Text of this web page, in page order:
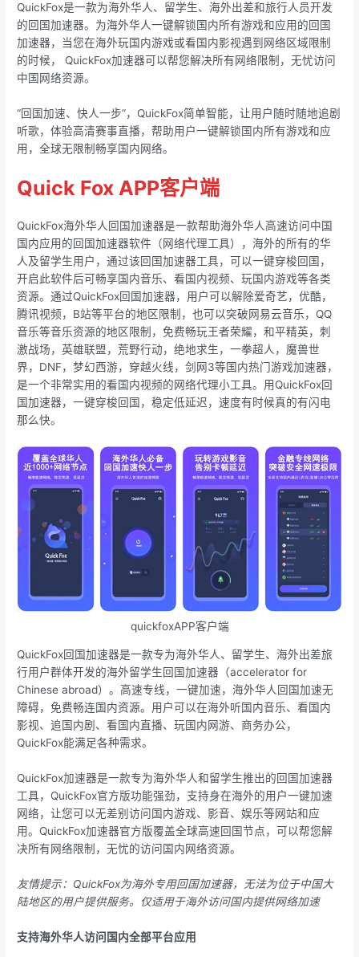
QuickFox是一款为海外华人、留学生、海外出差和旅行人员开发
的回国加速器。为海外华人一键解锁国内所有游戏和应用的回国
加速器，当您在海外玩国内游戏或看国内影视遇到网络区域限制
的时候， QuickFox加速器可以帮您解决所有网络限制，无忧访问
中国网络资源。
“回国加速、快人一步”，QuickFox简单智能，让用户随时随地追剧
听歌，体验高清赛事直播，帮助用户一键解锁国内所有游戏和应
用，全球无限制畅享国内网络。
Quick Fox APP客户端
QuickFox海外华人回国加速器是一款帮助海外华人高速访问中国
国内应用的回国加速器软件（网络代理工具），海外的所有的华
人及留学生用户，通过该回国加速器工具，可以一键穿梭回国，
开启此软件后可畅享国内音乐、看国内视频、玩国内游戏等各类
资源。通过QuickFox回国加速器，用户可以解除爱奇艺，优酷，
腾讯视频，B站等平台的地区限制，也可以突破网易云音乐，QQ
音乐等音乐资源的地区限制，免费畅玩王者荣耀，和平精英，刺
激战场，英雄联盟，荒野行动，绝地求生，一拳超人，魔兽世
界，DNF，梦幻西游，穿越火线，剑网3等国内热门游戏加速器，
是一个非常实用的看国内视频的网络代理小工具。用QuickFox回
国加速器，一键穿梭回国，稳定低延迟，速度有时候真的有闪电
那么快。
quickfoxAPP客户端
QuickFox回国加速器是一款专为海外华人、留学生、海外出差旅
行用户群体开发的海外留学生回国加速器（accelerator for
Chinese abroad）。高速专线，一键加速，海外华人回国加速无
障碍，免费畅连国内资源。用户可以在海外听国内音乐、看国内
影视、追国内剧、看国内直播、玩国内网游、商务办公，
QuickFox能满足各种需求。
QuickFox加速器是一款专为海外华人和留学生推出的回国加速器
工具，QuickFox官方版功能强劲，支持身在海外的用户一键加速
网络，让您可以无差别访问国内游戏、影音、娱乐等网站和应
用。QuickFox加速器官方版覆盖全球高速回国节点，可以帮您解
决所有网络限制，无忧的访问国内网络资源。
友情提示：QuickFox为海外专用回国加速器，无法为位于中国大
陆地区的用户提供服务。仅适用于海外访问国内提供网络加速
支持海外华人访问国内全部平台应用